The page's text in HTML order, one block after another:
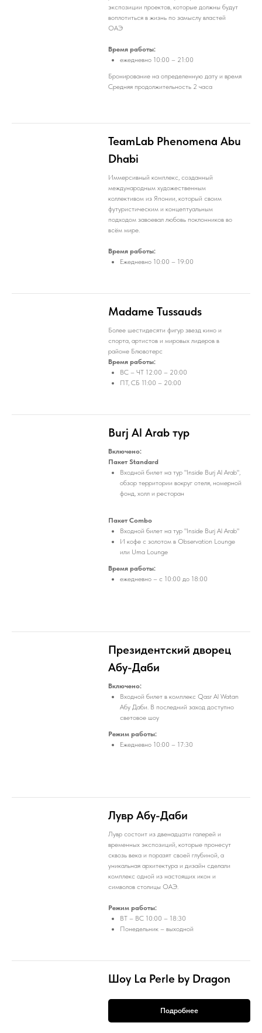
экспозиции проектов, которые должны будут
воплотиться в жизнь по замыслу властей
ОАЭ
Время работы:
ежедневно 10:00 – 21:00
Бронирование на определенную дату и время
Средняя продолжительность 2 часа
TeamLab Phenomena Abu
Dhabi
Иммерсивный комплекс, созданный
международным художественным
коллективом из Японии, который своим
футуристическим и концептуальным
подходом завоевал любовь поклонников во
всём мире.
Время работы:
​​​​Ежедневно 10:00 – 19:00
Madame Tussauds
Более шестидесяти фигур звезд кино и
спорта, артистов и мировых лидеров в
районе Блювотерс
Время работы:
ВС – ЧТ 12:00 – 20:00
ПТ, СБ 11:00 – 20:00
Burj Al Arab тур
Включено:
Пакет Standard
Входной билет на тур "Inside Burj Al Arab",
обзор территории вокруг отеля, номерной
фонд, холл и ресторан
Пакет Combo
Входной билет на тур "Inside Burj Al Arab"
И кофе с золотом в Observation Lounge
или Uma Lounge
Время работы:
ежедневно – с 10:00 до 18:00
Президентский дворец
Абу-Даби
Включено:
Входной билет в комплекс Qasr Al Watan
Абу Даби. В последний заход доступно
световое шоу
Режим работы:
Ежедневно 10:00 – 17:30
Лувр Абу-Даби
Лувр состоит из двенадцати галерей и
временных экспозиций, которые пронесут
сквозь века и поразят своей глубиной, а
уникальная архитектура и дизайн сделали
комплекс одной из настоящих икон и
символов столицы ОАЭ.
Режим работы:
ВТ – ВС 10:00 – 18:30
Понедельник – выходной
Шоу La Perle by Dragon
Подробнее